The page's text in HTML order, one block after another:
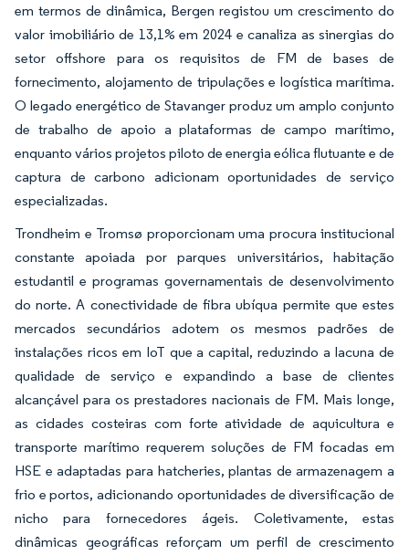
em termos de dinâmica, Bergen registou um crescimento do
valor imobiliário de 13,1% em 2024 e canaliza as sinergias do
setor offshore para os requisitos de FM de bases de
fornecimento, alojamento de tripulações e logística marítima.
O legado energético de Stavanger produz um amplo conjunto
de trabalho de apoio a plataformas de campo marítimo,
enquanto vários projetos piloto de energia eólica flutuante e de
captura de carbono adicionam oportunidades de serviço
especializadas.
Trondheim e Tromsø proporcionam uma procura institucional
constante apoiada por parques universitários, habitação
estudantil e programas governamentais de desenvolvimento
do norte. A conectividade de fibra ubíqua permite que estes
mercados secundários adotem os mesmos padrões de
instalações ricos em IoT que a capital, reduzindo a lacuna de
qualidade de serviço e expandindo a base de clientes
alcançável para os prestadores nacionais de FM. Mais longe,
as cidades costeiras com forte atividade de aquicultura e
transporte marítimo requerem soluções de FM focadas em
HSE e adaptadas para hatcheries, plantas de armazenagem a
frio e portos, adicionando oportunidades de diversificação de
nicho para fornecedores ágeis. Coletivamente, estas
dinâmicas geográficas reforçam um perfil de crescimento